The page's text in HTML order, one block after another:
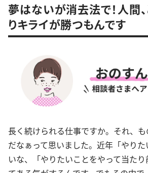
夢はないが消去法で！人間
りキライが勝つもんです
長く続けられる仕事ですか。それ、
だなぁって思いました。近年「やり
いな、「やりたいことをやって当た